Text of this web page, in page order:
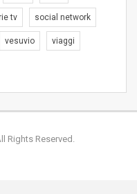
tv social network
vesuvio viaggi
Rights Reserved.